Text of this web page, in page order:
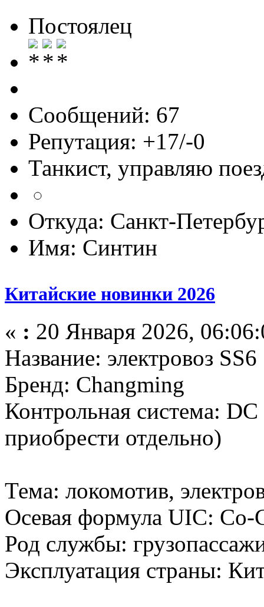
Постоялец
Сообщений: 67
Репутация: +17/-0
Танкист, управляю
Откуда: Санкт-
Имя: Синтин
Китайские новинки 2026
« : 20 Января 2026,
Название: электровоз SS6
Бренд: Changming
Контрольная система:
приобрести отдельно)
Тема: локомотив,
Осевая формула UIC: Co-
Род службы:
Эксплуатация страны: